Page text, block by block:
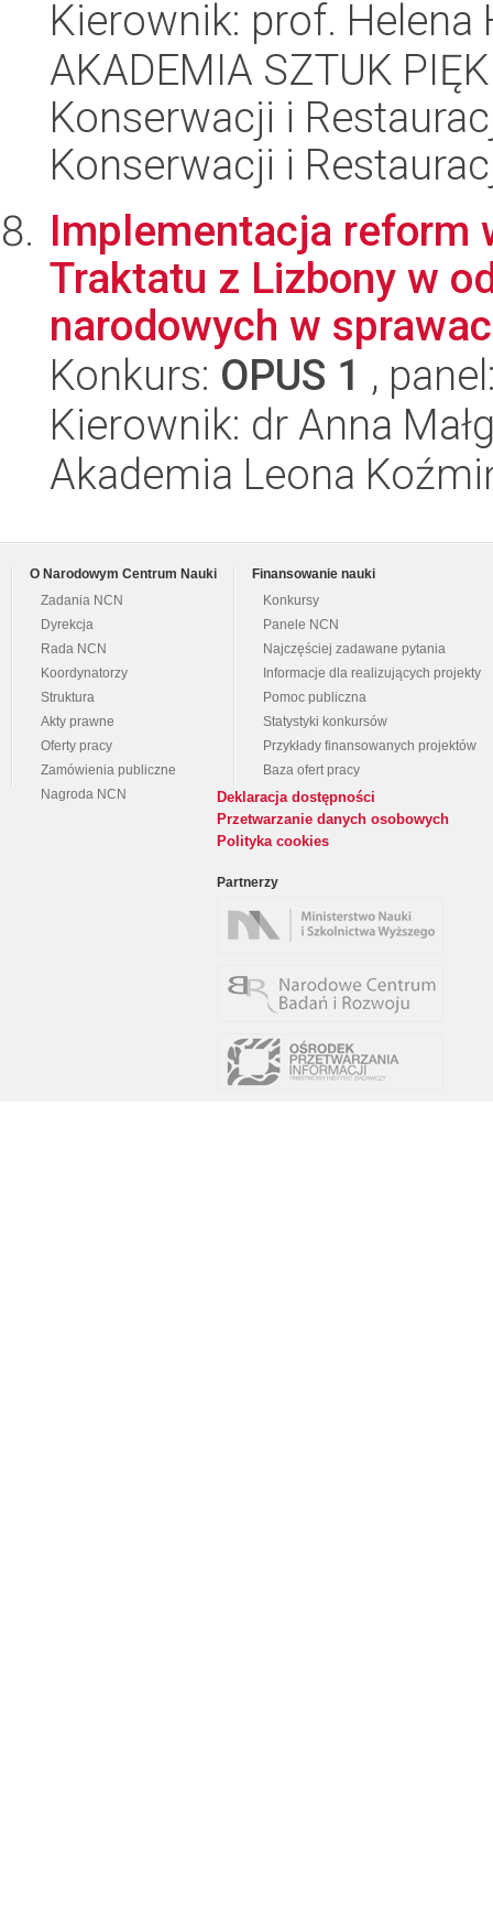
Kierownik: prof. Helena
AKADEMIA SZTUK
Konserwacji i
Konserwacji i
Implementacja reform
Traktatu z Lizbony w
narodowych w
Konkurs: OPUS 1 ,
Kierownik: dr Anna
Akademia Leona
O Narodowym Centrum Nauki
Zadania NCN
Dyrekcja
Rada NCN
Koordynatorzy
Struktura
Akty prawne
Oferty pracy
Zamówienia publiczne
Nagroda NCN
Finansowanie nauki
Konkursy
Panele NCN
Najczęściej zadawane pytania
Informacje dla realizujących projekty
Pomoc publiczna
Statystyki konkursów
Przykłady finansowanych projektów
Baza ofert pracy
Deklaracja dostępności
Przetwarzanie danych osobowych
Polityka cookies
Partnerzy